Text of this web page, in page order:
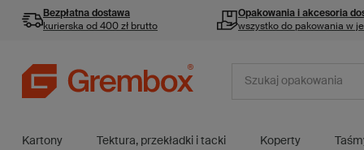
Bezpłatna dostawa
kurierska od 400 zł brutto
Opakowania i akcesoria
wszystko do pakowania w
Kartony Tektura, przekładki i tacki Koperty